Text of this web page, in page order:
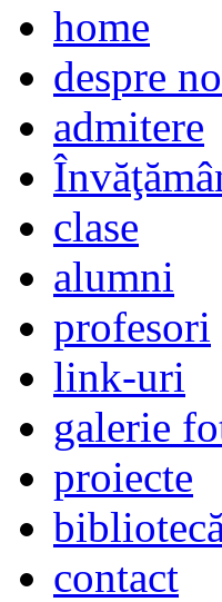
home
despre
admitere
clase
alumni
profesori
link-uri
galerie
proiecte
contact